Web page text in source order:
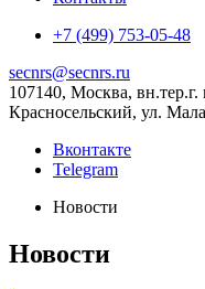
+7 (499) 753-05-48
secnrs@secnrs.ru
107140, Москва,
Красносельский, ул.
Вконтакте
Telegram
Новости
Новости